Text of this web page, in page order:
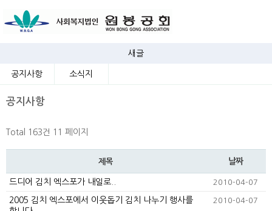
새글
공지사항 소식지
공지사항
Total 163건 11 페이지
제목 날짜
드디어 김치 엑스포가 내일로.. 2010-04-07
2005 김치 엑스포에서 이웃돕기 김치 나누기 행사를
2010-04-07